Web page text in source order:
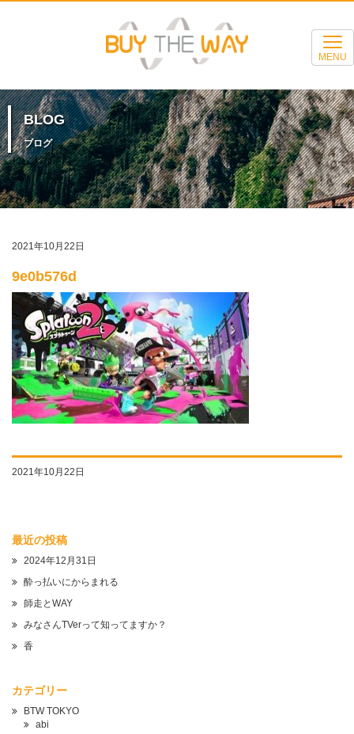
MENU
BLOG
ブログ
2021年10月22日
9e0b576d
2021年10月22日
最近の投稿
2024年12月31日
酔っ払いにからまれる
師走とWAY
みなさんTVerって知ってますか？
香
カテゴリー
BTW TOKYO
abi